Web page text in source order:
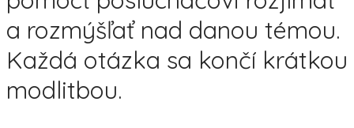
a rozmýšľať nad danou témou.
Každá otázka sa končí krátkou
modlitbou.